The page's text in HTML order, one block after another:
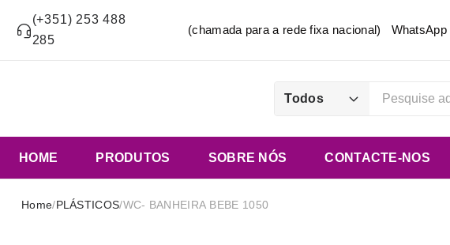
(+351) 253 488
285
(chamada para a rede fixa nacional) WhatsApp
Todos
HOME PRODUTOS SOBRE NÓS CONTACTE-NOS
Home/PLÁSTICOS/WC- BANHEIRA BEBE 1050